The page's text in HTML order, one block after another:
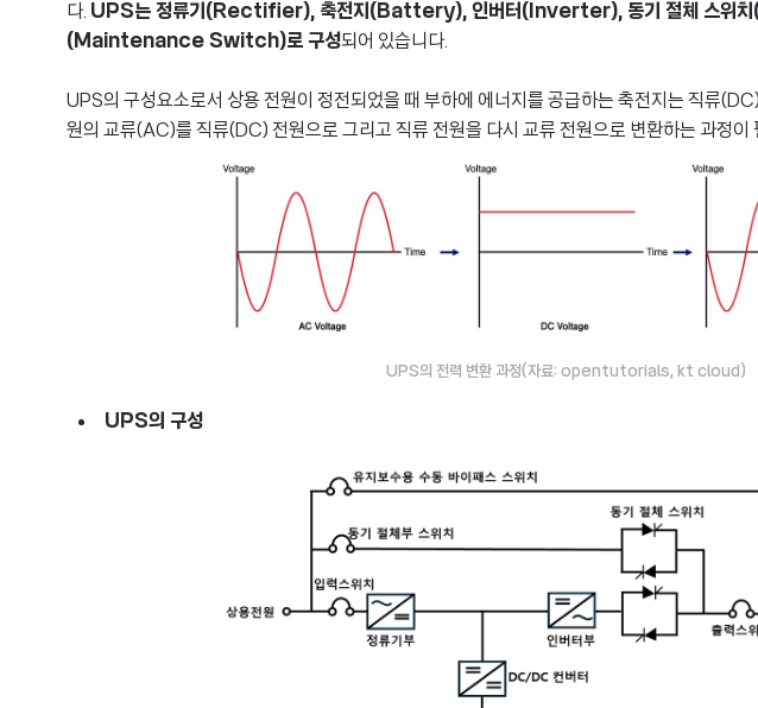
다. UPS는 정류기(Rectifier), 축전지(Battery), 인버터(Inverter), 동기 절체 스위
(Maintenance Switch)로 구성되어 있습니다.
UPS의 구성요소로서 상용 전원이 정전되었을 때 부하에 에너지를 공급하는 축전지는 직류
원의 교류(AC)를 직류(DC) 전원으로 그리고 직류 전원을 다시 교류 전원으로 변환하는 과정이
UPS의 전력 변환 과정(자료: opentutorials, kt cloud)
UPS의 구성